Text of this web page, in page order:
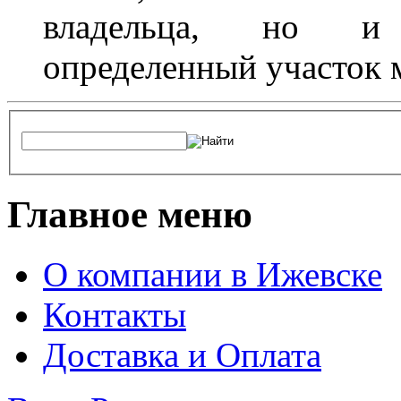
владельца, но и
определенный участок
Главное меню
О компании в Ижевске
Контакты
Доставка и Оплата